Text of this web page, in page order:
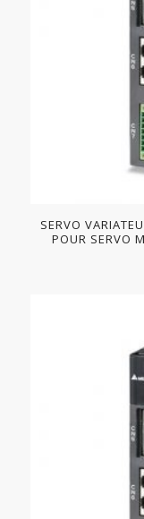
SERVO
POUR SERVO